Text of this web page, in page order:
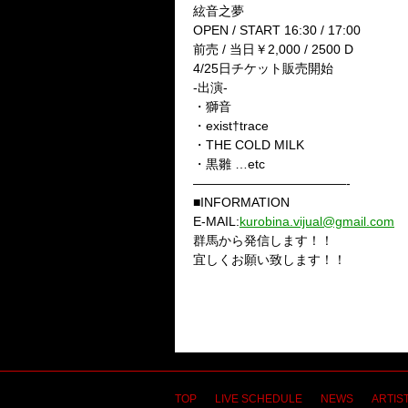
絃音之夢
OPEN / START 16:30 / 17:00
前売 / 当日￥2,000 / 2500 D
4/25日チケット販売開始
-出演-
・獅音
・exist†trace
・THE COLD MILK
・黒雛 …etc
————————————-
■INFORMATION
E-MAIL:kurobina.vijual@gmail.com
群馬から発信します！！
宜しくお願い致します！！
TOP LIVE SCHEDULE NEWS